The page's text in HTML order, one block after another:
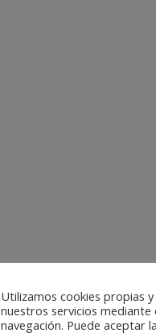
Utilizamos cookies propias
nuestros servicios mediante
navegación. Puede aceptar